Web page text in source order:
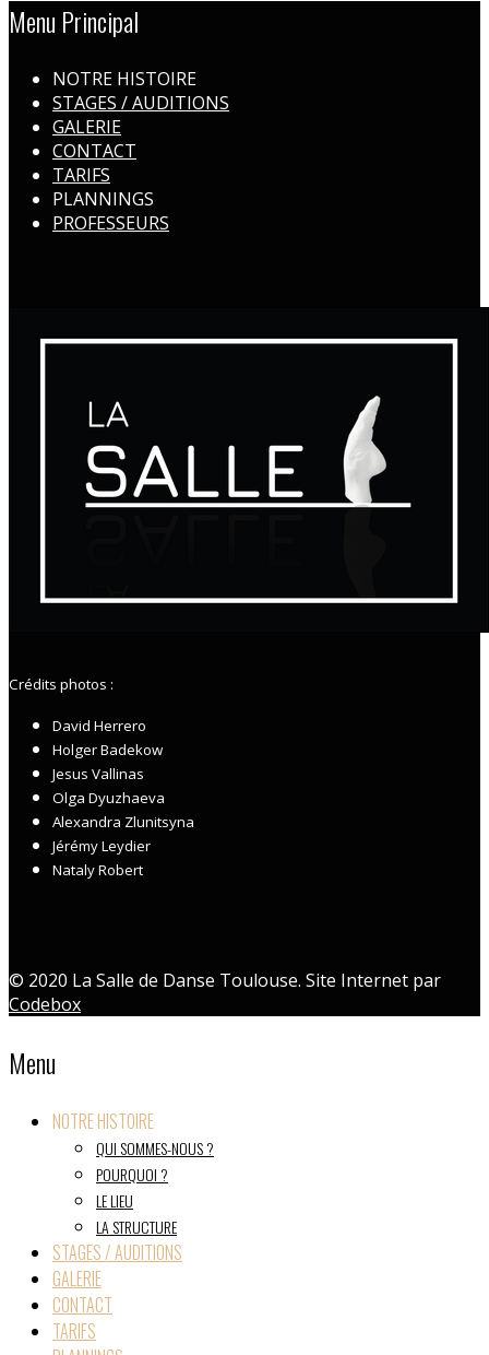
Menu Principal
NOTRE HISTOIRE
STAGES / AUDITIONS
GALERIE
CONTACT
TARIFS
PLANNINGS
PROFESSEURS
Crédits photos :
David Herrero
Holger Badekow
Jesus Vallinas
Olga Dyuzhaeva
Alexandra Zlunitsyna
Jérémy Leydier
Nataly Robert
© 2020 La Salle de Danse Toulouse. Site Internet par
Codebox
Menu
NOTRE HISTOIRE
QUI SOMMES-NOUS ?
POURQUOI ?
LE LIEU
LA STRUCTURE
STAGES / AUDITIONS
GALERIE
CONTACT
TARIFS